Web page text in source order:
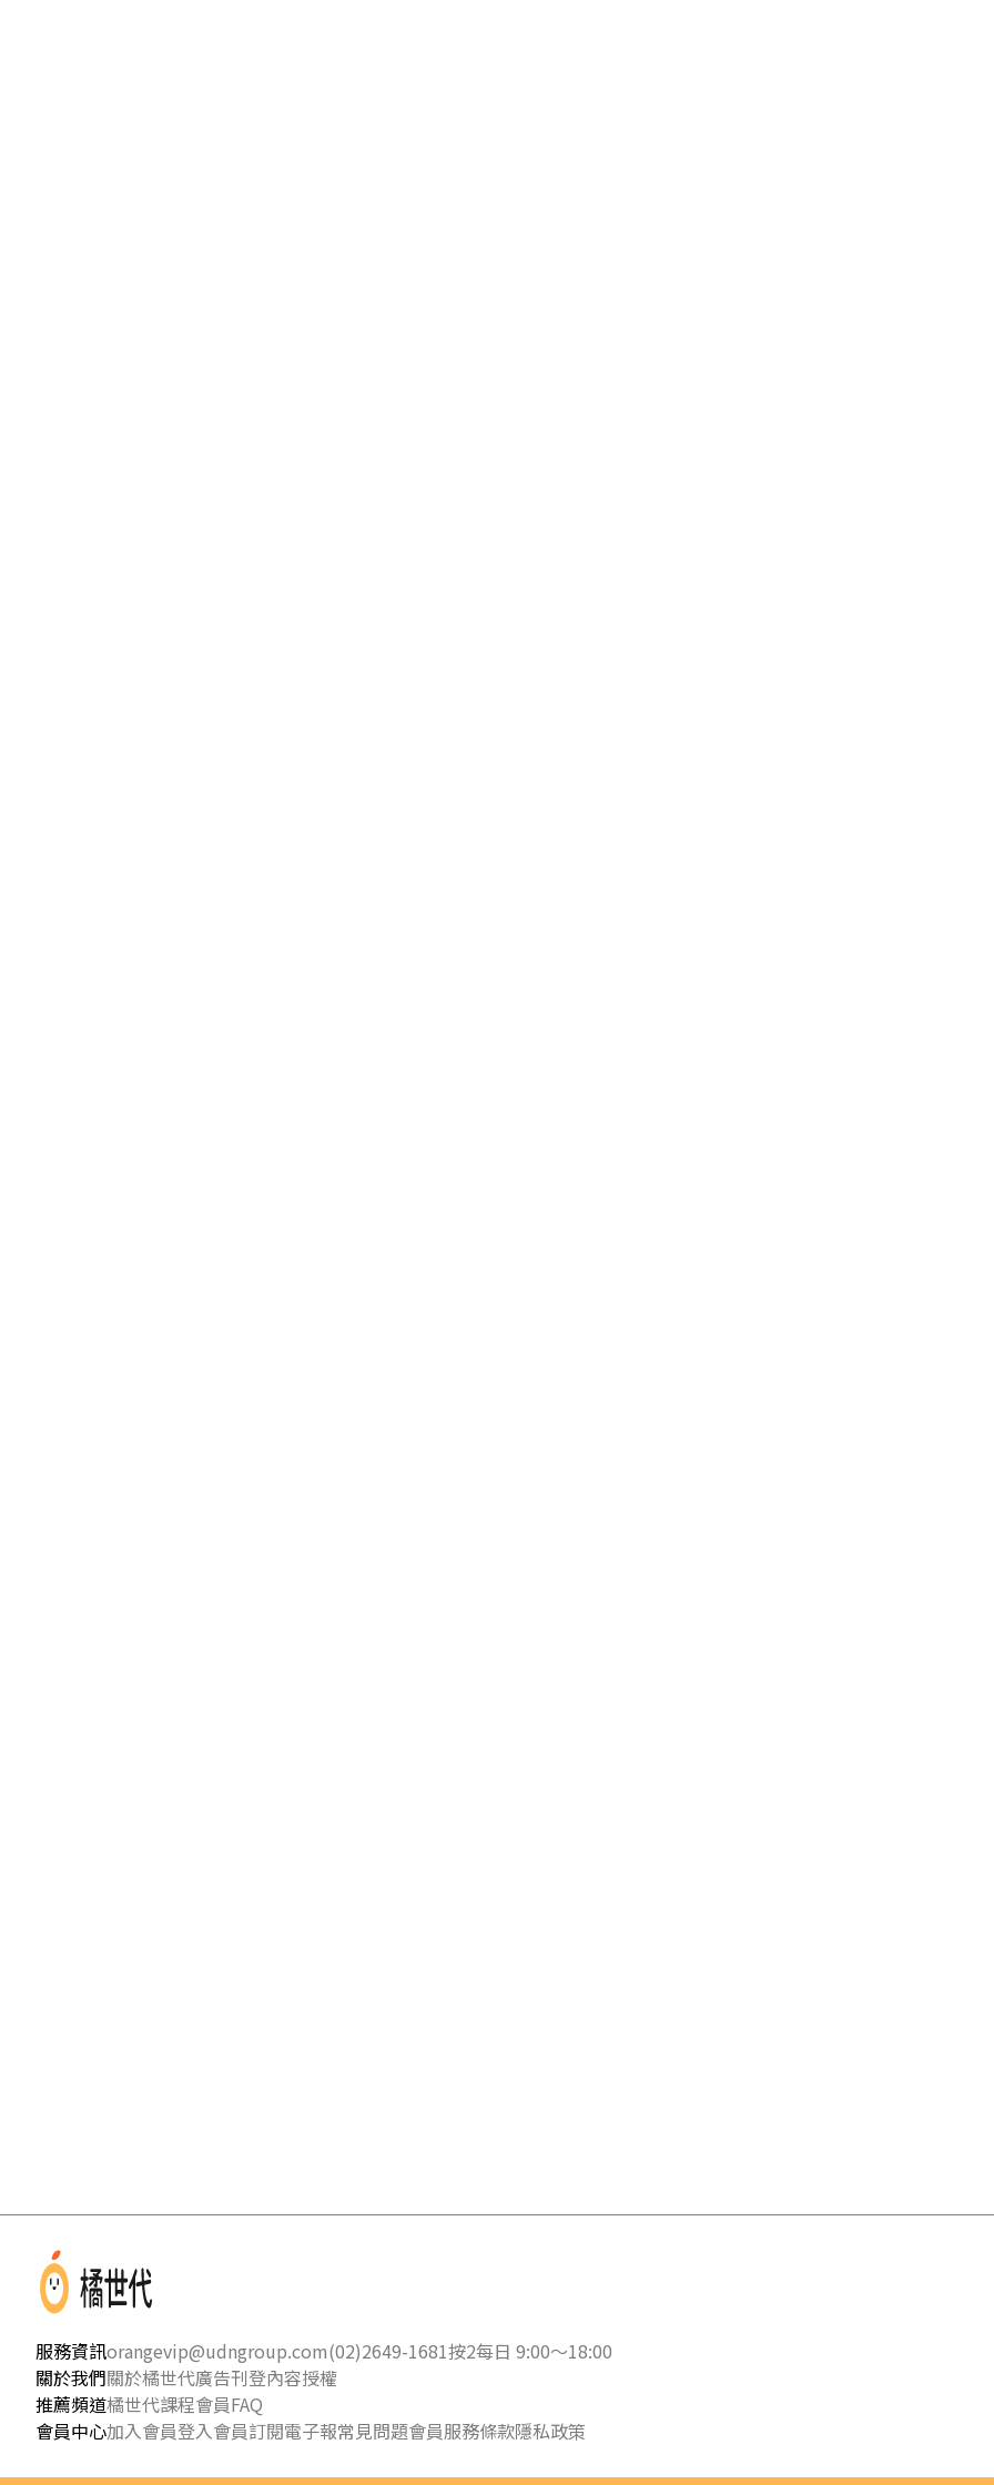
服務資訊orangevip@udngroup.com(02)2649-1681按2每日 9:00～18:00
關於我們關於橘世代廣告刊登內容授權
推薦頻道橘世代課程會員FAQ
會員中心加入會員登入會員訂閱電子報常見問題會員服務條款隱私政策